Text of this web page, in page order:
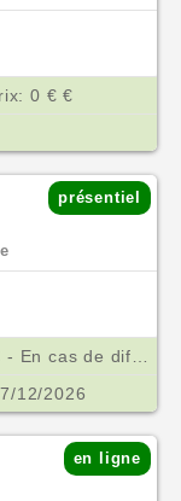
0 € €
présentiel
12/2026
en ligne